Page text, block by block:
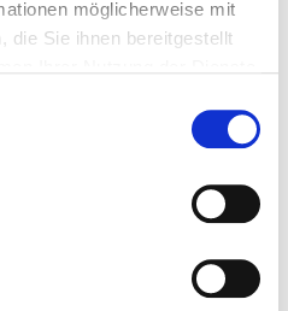
möglicherweise mit
die Sie ihnen bereitgestellt
rote Bete können
in Suppen, Salaten oder